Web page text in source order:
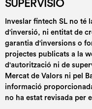
SUPERVISIÓ
Inveslar fintech SL no té
d'inversió, ni entitat de
garantia d'inversions o
projectes publicats a la
d'autorització ni de
Mercat de Valors ni pel
informació
no ha estat revisada per